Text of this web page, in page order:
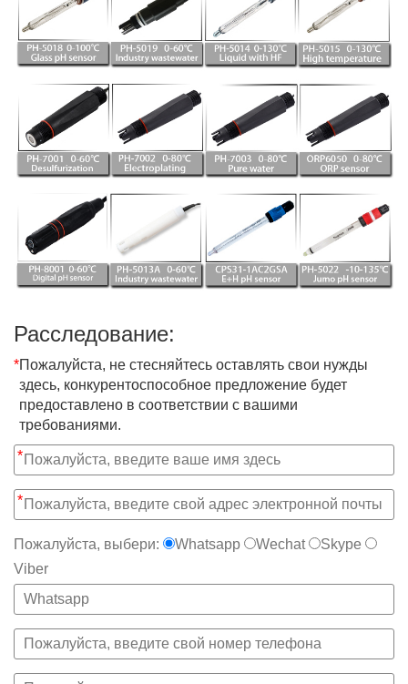
Расследование:
*Пожалуйста, не стесняйтесь оставлять свои нужды
здесь, конкурентоспособное предложение будет
предоставлено в соответствии с вашими
требованиями.
*
*
Пожалуйста, выбери: Whatsapp Wechat
Skype
Viber